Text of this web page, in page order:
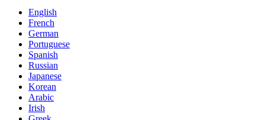
English
French
German
Portuguese
Spanish
Russian
Japanese
Korean
Arabic
Irish